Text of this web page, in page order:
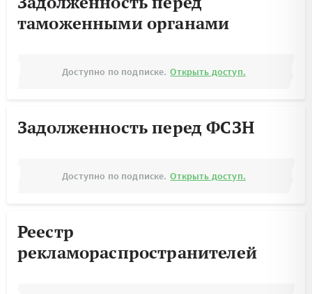
таможенными органами
Доступно по подписке. Открыть доступ.
Задолженность перед ФСЗН
Доступно по подписке. Открыть доступ.
Реестр
рекламораспространителей